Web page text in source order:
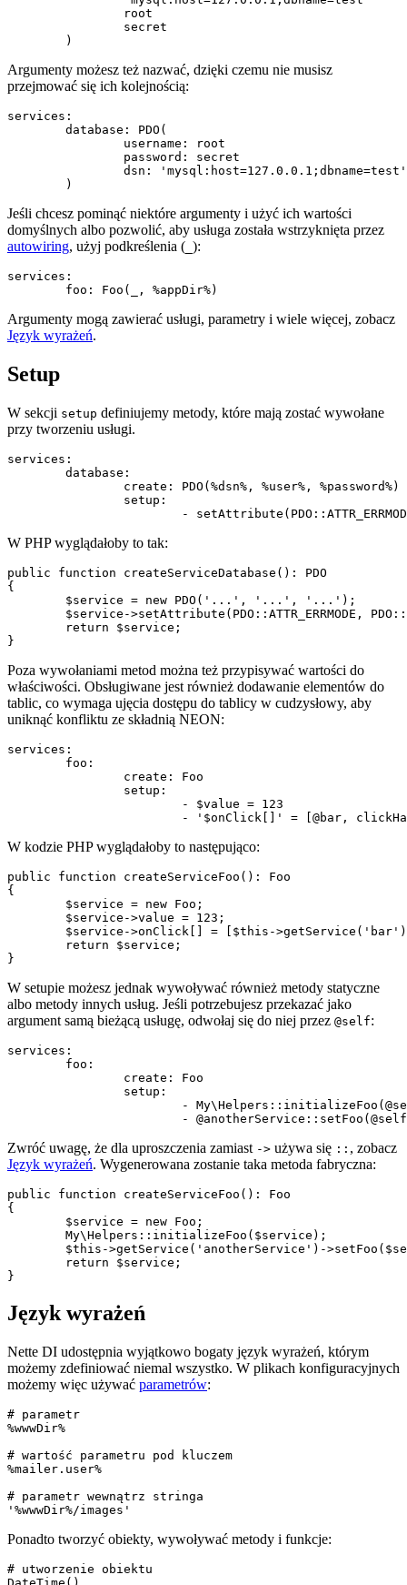
Argumenty możesz też nazwać, dzięki czemu nie musisz
przejmować się ich kolejnością:
services:
Jeśli chcesz pominąć niektóre argumenty i użyć ich wartości
domyślnych albo pozwolić, aby usługa została wstrzyknięta przez
autowiring, użyj podkreślenia ( ):
services:
Argumenty mogą zawierać usługi, parametry i wiele więcej, zobacz
Język wyrażeń.
Setup
W sekcji setup definiujemy metody, które mają zostać wywołane
przy tworzeniu usługi.
services:
W PHP wyglądałoby to tak:
public function createServiceDatabase(): PDO
{
Poza wywołaniami metod można też przypisywać wartości do
właściwości. Obsługiwane jest również dodawanie elementów do
tablic, co wymaga ujęcia dostępu do tablicy w cudzysłowy, aby
uniknąć konfliktu ze składnią NEON:
services:
W kodzie PHP wyglądałoby to następująco:
public function createServiceFoo(): Foo
{
W setupie możesz jednak wywoływać również metody statyczne
albo metody innych usług. Jeśli potrzebujesz przekazać jako
argument samą bieżącą usługę, odwołaj się do niej przez @self:
services:
Zwróć uwagę, że dla uproszczenia zamiast -> używa się :: , zobacz
Język wyrażeń. Wygenerowana zostanie taka metoda fabryczna:
public function createServiceFoo(): Foo
{
Język wyrażeń
Nette DI udostępnia wyjątkowo bogaty język wyrażeń, którym
możemy zdefiniować niemal wszystko. W plikach konfiguracyjnych
możemy więc używać parametrów:
# parametr
%wwwDir%
# wartość parametru pod kluczem
%mailer.user%
# parametr wewnątrz stringa
Ponadto tworzyć obiekty, wywoływać metody i funkcje:
# utworzenie obiektu